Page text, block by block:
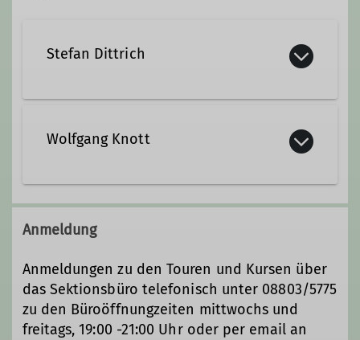
Stefan Dittrich
Qualifikationen
Trainer*in C Bergsteigen
Trainer*in B Skihochtour
Wolfgang Knott
Kontakt aufnehmen
Qualifikationen
Trainer*in C Skibergsteigen
Anmeldung
Anmeldungen zu den Touren und Kursen über
das Sektionsbüro telefonisch unter 08803/5775
zu den Büroöffnungzeiten mittwochs und
freitags, 19:00 -21:00 Uhr oder per email an